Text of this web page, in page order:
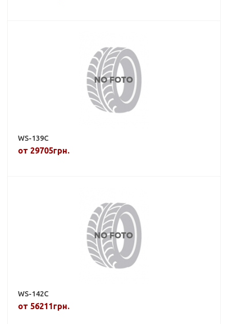
WS-139C
от 29705грн.
WS-142C
от 56211грн.